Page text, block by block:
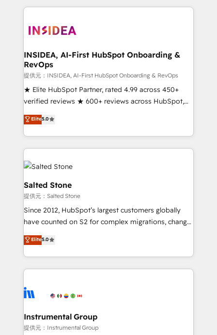
we de-risk complex CRM programmes and
multi-region migrations to AI-powered automation,
scale. 🏆 HubSpot’s CEO called us “the partner of the
future.” Others agree it is proof of trust built through
measurable impact.
INSIDEA, AI-First HubSpot Onboarding &
RevOps
提供元：INSIDEA, AI-First HubSpot Onboarding & RevOps
★ Elite HubSpot Partner, rated 4.99 across 450+
verified reviews ★ 600+ reviews across HubSpot,
G2 & Clutch ★ 150+ in-house HubSpot-certified
experts ★ 1,500+ implementations across 25+
countries ★ AI-first, RevOps-led, onboarding-
obsessed INSIDEA helps growing companies turn
HubSpot into a revenue engine. We onboard your
team, migrate your data, and build AI-powered
workflows that drive adoption from week one, in
your time zone. What we do: ➤ Onboarding: Live in
weeks, with workflows built around your business,
not a template. ➤ Migration: Move from any legacy
CRM. Zero downtime, full data integrity. ➤
Implementation: Configure HubSpot to run your
revenue process. Sales, marketing, and service wired
Ongoing Management: Monthly tune-ups, feature
rollouts, adoption coaching. Buying HubSpot,
built for the work.
Elite5.0
Salted Stone
提供元：Salted Stone
Since 2012, HubSpot’s largest customers globally
have counted on S2 for complex migrations, change
management, systems integration, and creative
solutions that deliver measurable impact and
transform brand experiences As one of the few full-
service creative agencies in the HubSpot
winning design to build scalable, globally
marketing campaigns, & RevOps frameworks that
fuel long-term success We connect the entire
Elite5.0
Instrumental Group
提供元：Instrumental Group